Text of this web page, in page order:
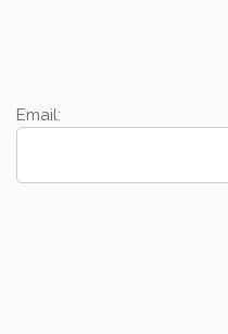
Email: